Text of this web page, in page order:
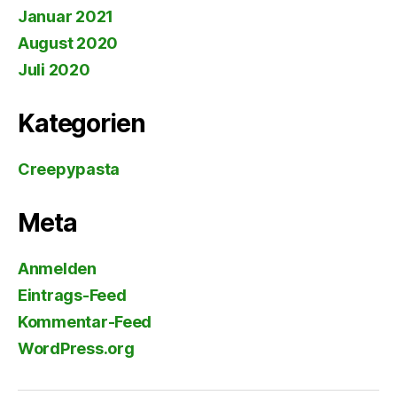
Januar 2021
August 2020
Juli 2020
Kategorien
Creepypasta
Meta
Anmelden
Eintrags-Feed
Kommentar-Feed
WordPress.org